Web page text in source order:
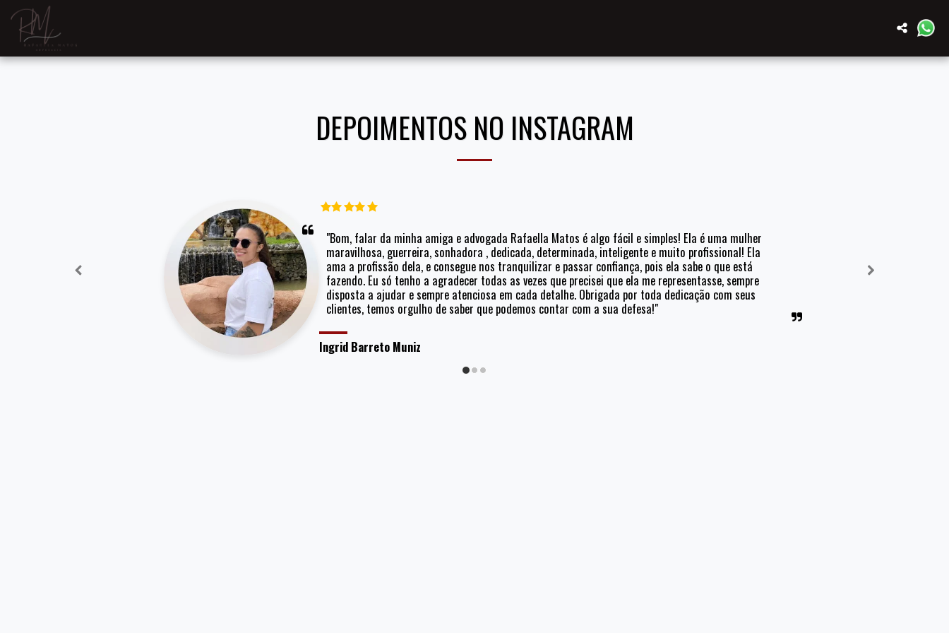
DEPOIMENTOS NO INSTAGRAM
"Bom, falar da minha amiga e advogada Rafaella Matos é algo fácil e simples! Ela é uma mulher
maravilhosa, guerreira, sonhadora , dedicada, determinada, inteligente e muito profissional! Ela
ama a profissão dela, e consegue nos tranquilizar e passar confiança, pois ela sabe o que está
fazendo. Eu só tenho a agradecer todas as vezes que precisei que ela me representasse, sempre
disposta a ajudar e sempre atenciosa em cada detalhe. Obrigada por toda dedicação com seus
clientes, temos orgulho de saber que podemos contar com a sua defesa!"
Ingrid Barreto Muniz